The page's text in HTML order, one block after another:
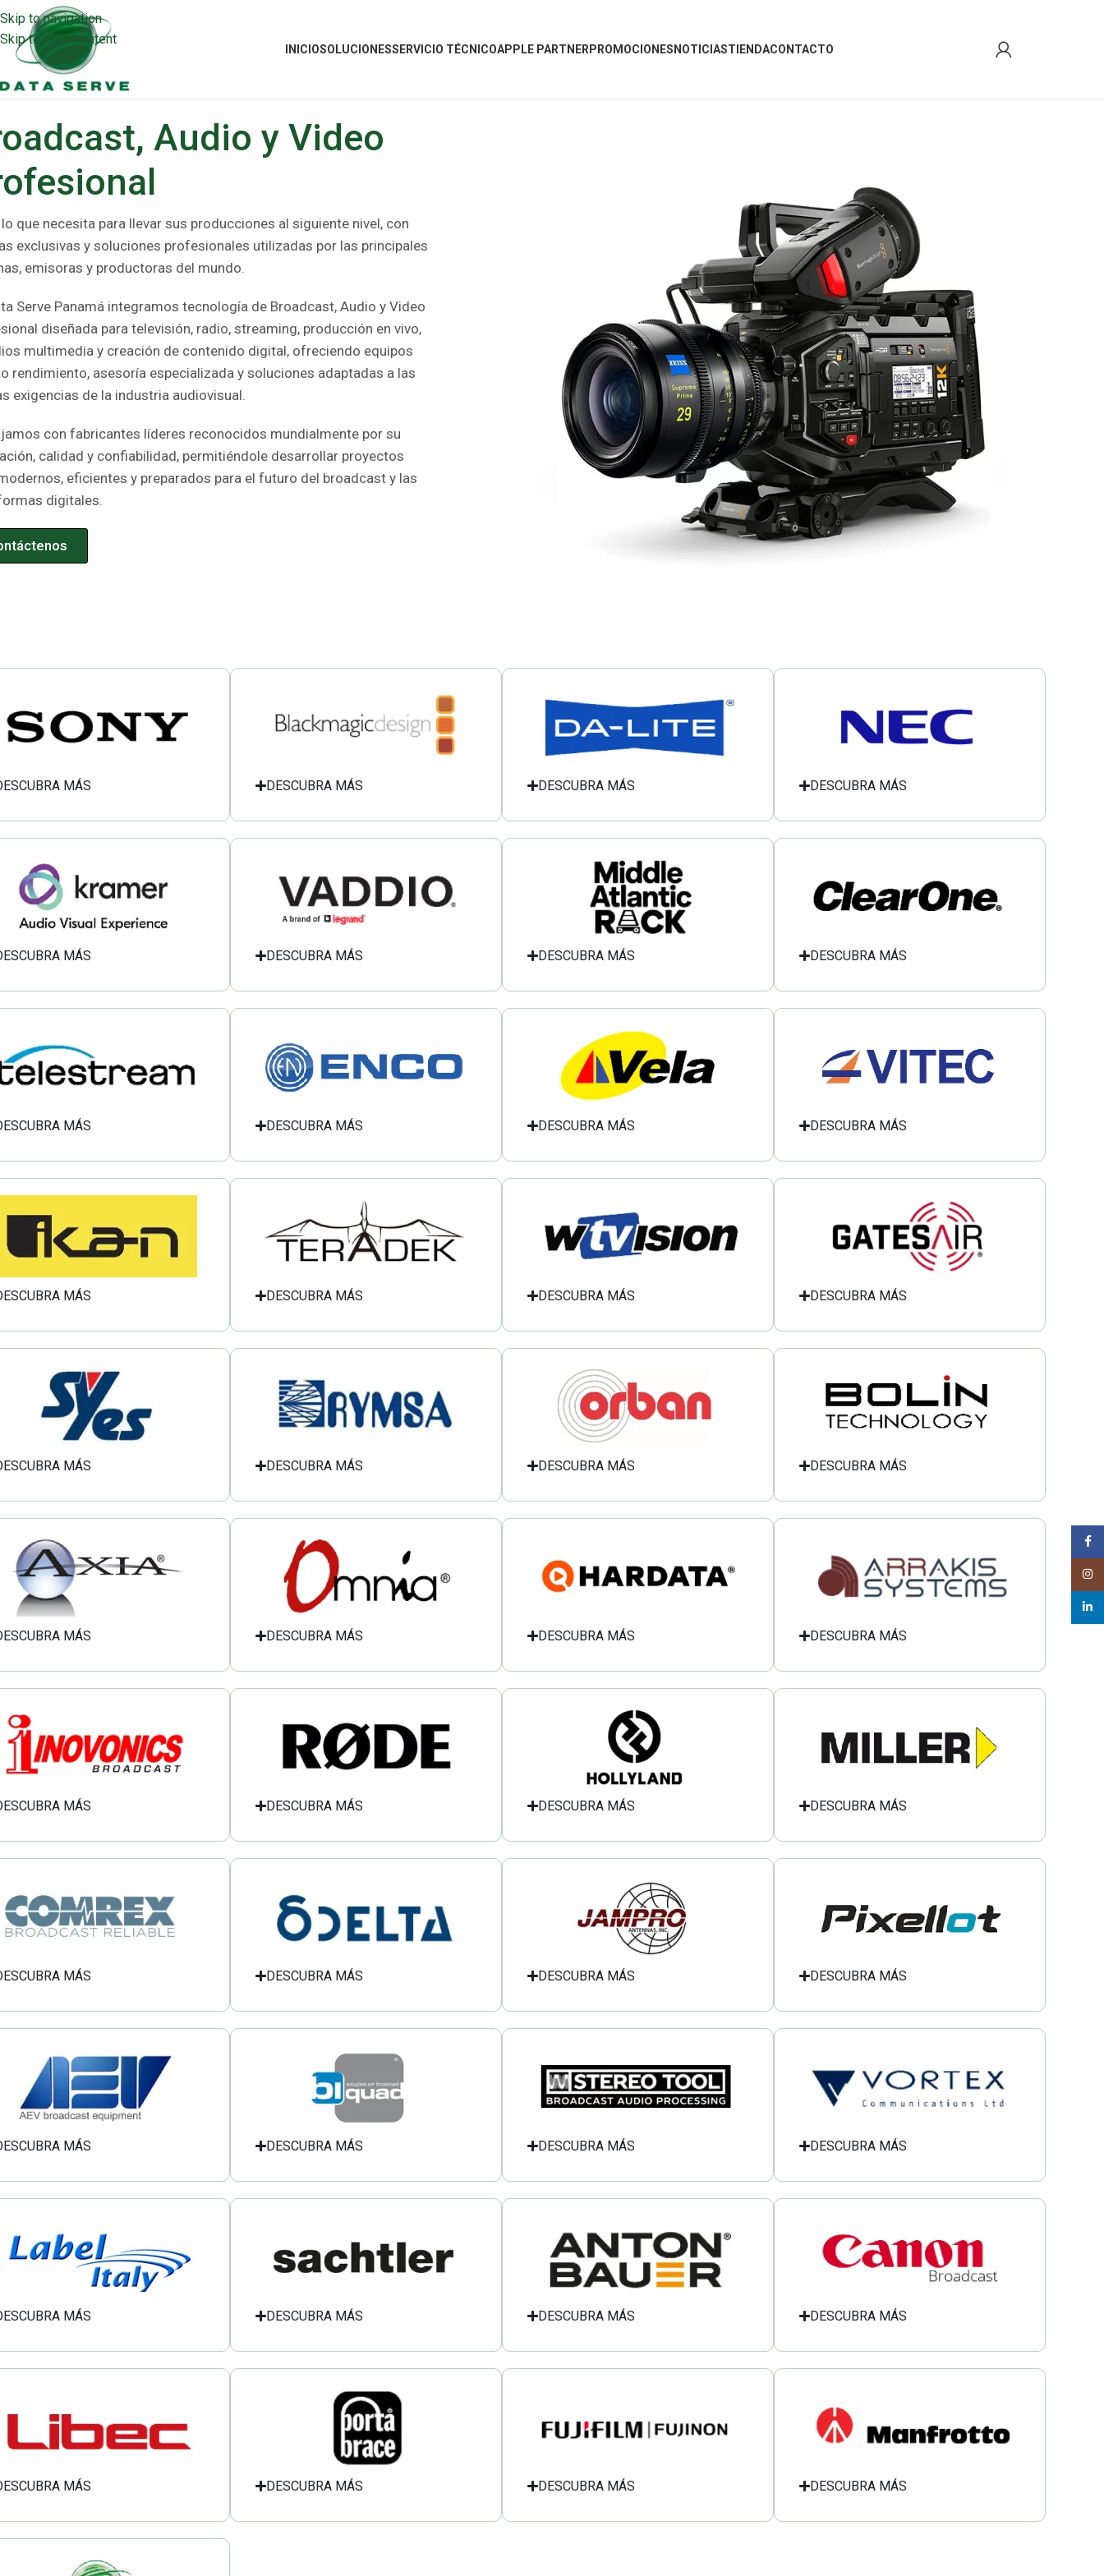
Skip to navigation
Skip to main content
INICIOSOLUCIONESSERVICIO TÉCNICOAPPLE PARTNERPROMOCIONESNOTICIASTIENDACONTACTO
Audio y Video
que necesita para llevar sus producciones al siguiente nivel, con
exclusivas y soluciones profesionales utilizadas por las principales
emisoras y productoras del mundo.
Serve Panamá integramos tecnología de Broadcast, Audio y Video
diseñada para televisión, radio, streaming, producción en vivo,
multimedia y creación de contenido digital, ofreciendo equipos
rendimiento, asesoría especializada y soluciones adaptadas a las
exigencias de la industria audiovisual.
con fabricantes líderes reconocidos mundialmente por su
calidad y confiabilidad, permitiéndole desarrollar proyectos
eficientes y preparados para el futuro del broadcast y las
digitales.
MÁS DESCUBRA MÁS DESCUBRA MÁS DESCUBRA MÁS
MÁS DESCUBRA MÁS DESCUBRA MÁS DESCUBRA MÁS
MÁS DESCUBRA MÁS DESCUBRA MÁS DESCUBRA MÁS
MÁS DESCUBRA MÁS DESCUBRA MÁS DESCUBRA MÁS
MÁS DESCUBRA MÁS DESCUBRA MÁS DESCUBRA MÁS
MÁS DESCUBRA MÁS DESCUBRA MÁS DESCUBRA MÁS
MÁS DESCUBRA MÁS DESCUBRA MÁS DESCUBRA MÁS
MÁS DESCUBRA MÁS DESCUBRA MÁS DESCUBRA MÁS
MÁS DESCUBRA MÁS DESCUBRA MÁS DESCUBRA MÁS
MÁS DESCUBRA MÁS DESCUBRA MÁS DESCUBRA MÁS
MÁS DESCUBRA MÁS DESCUBRA MÁS DESCUBRA MÁS